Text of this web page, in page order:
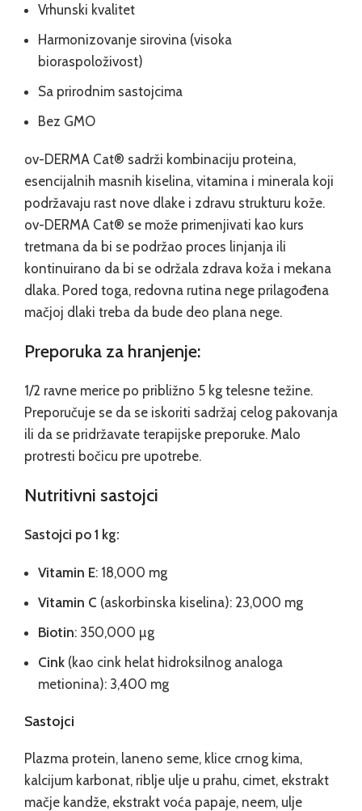
Vrhunski kvalitet
Harmonizovanje sirovina (visoka
bioraspoloživost)
Sa prirodnim sastojcima
Bez GMO
ov-DERMA Cat® sadrži kombinaciju proteina,
esencijalnih masnih kiselina, vitamina i minerala koji
podržavaju rast nove dlake i zdravu strukturu kože.
ov-DERMA Cat® se može primenjivati kao kurs
tretmana da bi se podržao proces linjanja ili
kontinuirano da bi se održala zdrava koža i mekana
dlaka. Pored toga, redovna rutina nege prilagođena
mačjoj dlaki treba da bude deo plana nege.
Preporuka za hranjenje:
1/2 ravne merice po približno 5 kg telesne težine.
Preporučuje se da se iskoriti sadržaj celog pakovanja
ili da se pridržavate terapijske preporuke. Malo
protresti bočicu pre upotrebe.
Nutritivni sastojci
Sastojci po 1 kg:
Vitamin E: 18,000 mg
Vitamin C (askorbinska kiselina): 23,000 mg
Biotin: 350,000 µg
Cink (kao cink helat hidroksilnog analoga
metionina): 3,400 mg
Sastojci
Plazma protein, laneno seme, klice crnog kima,
kalcijum karbonat, riblje ulje u prahu, cimet, ekstrakt
mačje kandže, ekstrakt voća papaje, neem, ulje